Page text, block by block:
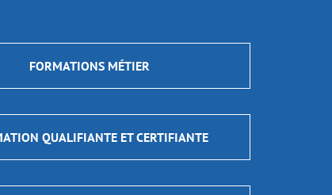
FORMATIONS MÉTIER
QUALIFIANTE ET CERTIFIANTE